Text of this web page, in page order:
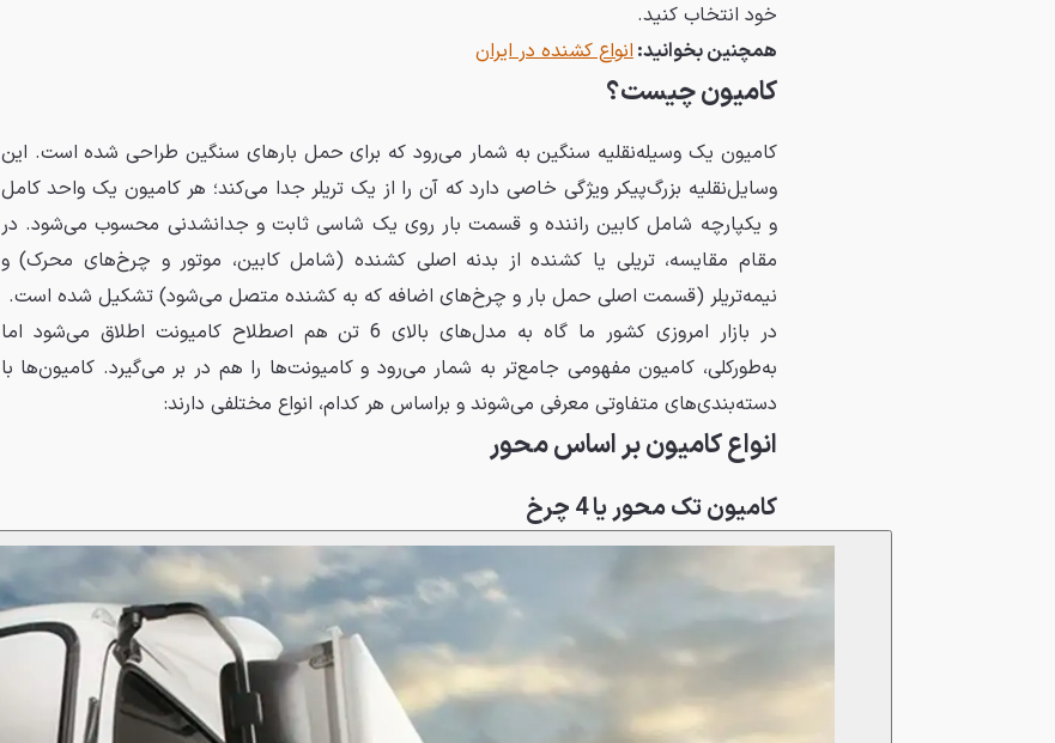
خود انتخاب کنید.
همچنین بخوانید:انواع کشنده در ایران
کامیون چیست؟
کامیون یک وسیله‌نقلیه سنگین به شمار می‌رود که برای حمل بارهای سنگین طراحی شده است. این
وسایل‌نقلیه بزرگ‎‌پیکر ویژگی خاصی دارد که آن را از یک تریلر جدا می‌کند؛ هر کامیون یک واحد کامل
و یکپارچه شامل کابین راننده و قسمت بار روی یک شاسی ثابت و جدانشدنی محسوب می‌شود. در
مقام مقایسه، تریلی‌ یا کشنده از بدنه اصلی کشنده (شامل کابین، موتور و چرخ‌های محرک) و
نیمه‌تریلر (قسمت اصلی حمل بار و چرخ‌های اضافه که به کشنده متصل می‌شود) تشکیل شده است.
در بازار امروزی کشور ما گاه به مدل‌های بالای 6 تن هم اصطلاح کامیونت اطلاق می‌شود اما
به‌طورکلی، کامیون مفهومی جامع‌تر به شمار می‌رود و کامیونت‌ها را هم در بر می‌گیرد. کامیون‌ها با
دسته‌بندی‌های متفاوتی معرفی می‌شوند و براساس هر کدام، انواع مختلفی دارند:
انواع کامیون بر اساس محور
کامیون تک محور یا 4 چرخ